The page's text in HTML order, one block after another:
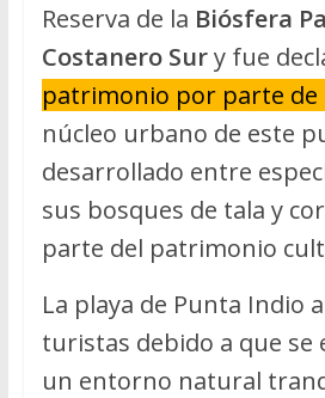
Reserva de la Biósfera
Costanero Sury fue
patrimonio por parte de
núcleo urbano de este
desarrollado entre
sus bosques de tala y
parte del patrimonio
La playa de Punta Indio
turistas debido a que se
un entorno natural